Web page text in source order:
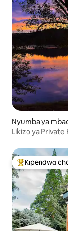
Nyumba ya
Likizo ya Private
Kipendwa
Kipendwa